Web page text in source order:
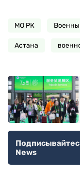
МО РК
Астана
News